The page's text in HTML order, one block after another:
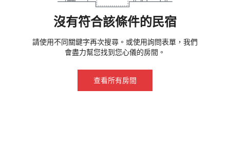
沒有符合該條件的民宿
請使用不同關鍵字再次搜尋。或使用詢問表單，我們
會盡力幫您找到您心儀的房間。
查看所有房間